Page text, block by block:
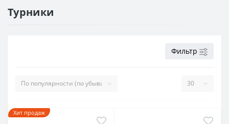
Турники
Фильтр
Хит продаж